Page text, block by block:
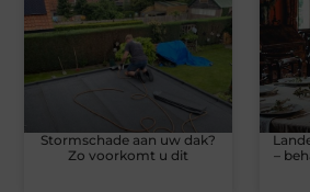
Stormschade aan uw dak?
Zo voorkomt u dit
–